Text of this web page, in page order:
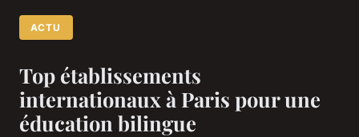
ACTU
Top établissements
internationaux à Paris pour une
éducation bilingue